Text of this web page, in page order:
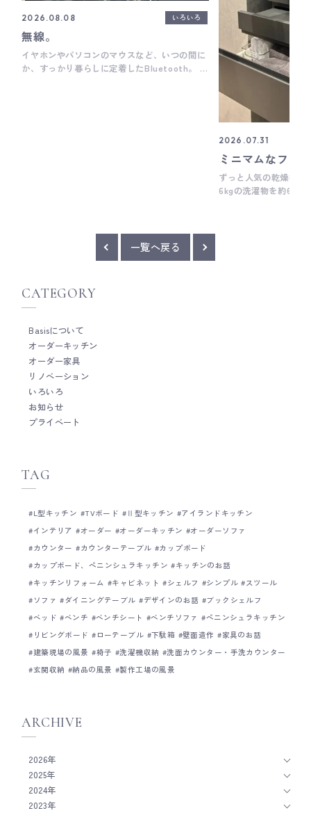
2026.08.08 いろいろ
無線。
イヤホンやパソコンのマウスなど、いつの間に
か、すっかり暮らしに定着したBluetooth。 ブ
いうもの。 その仕組みにも驚きですが、オー
ブンのミートセンサーしかり、 温度管理を徹底
いるものの、そこまで繊細な料理をしたことが
ないので(できないとも言う・・・）、 そうい
感じながら。 キッチン機器も時代とともに少し
ずつ変化しているようです。 高橋 __ Basis
は、木工家具職人による細やかな手仕事を大切
にしたオーダーキッチンメーカーです。 キッチ
ン全体の雰囲気だけではなく、家具のように細
かい部分までとことんこだわって作ることがと
ても得意です。 オーダーキッチンをご検討の際
は、ぜひお気軽にご相談ください。 Basisのキ
2026.07.31
ミニマムなフル
ずっと人気の乾燥機、
6kgの洗濯物を約60分
一覧へ戻る
CATEGORY
Basisについて
オーダーキッチン
オーダー家具
リノベーション
いろいろ
お知らせ
プライベート
TAG
L型キッチン TVボード Ⅱ型キッチン
アイランドキッチン
インテリア
オーダー オーダーキッチン
オーダーソファ
カウンター
カウンターテーブル
カップボード
カップボード、ペニンシュラキッチン
キッチンのお話
キッチンリフォーム
キャビネット シェルフ シンプル
スツール
ソファ
ダイニングテーブル デザインのお話
ブックシェルフ
ベッド
ベンチ ベンチシート ベンチソファ
ペニンシュラキッチン
リビングボード
ローテーブル 下駄箱 壁面造作
家具のお話
建築現場の風景
椅子 洗濯機収納
洗面カウンター・手洗カウンター
玄関収納
納品の風景 製作工場の風景
ARCHIVE
2026年
2025年
2024年
2023年